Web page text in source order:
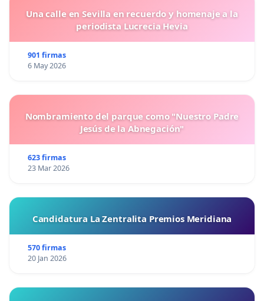
Una calle en Sevilla en recuerdo y homenaje a la
periodista Lucrecia Hevia
901 firmas
6 May 2026
Nombramiento del parque como "Nuestro Padre
Jesús de la Abnegación"
623 firmas
23 Mar 2026
Candidatura La Zentralita Premios Meridiana
570 firmas
20 Jan 2026